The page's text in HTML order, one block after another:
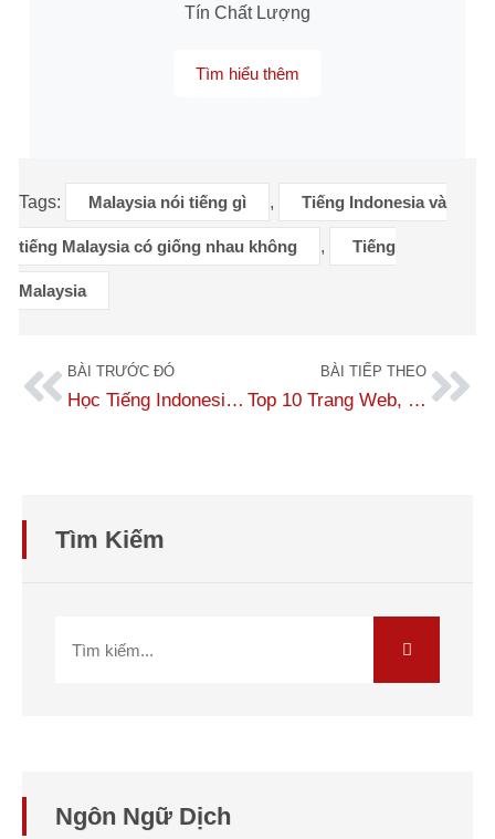
Tín Chất Lượng
Tìm hiểu thêm
Tags: Malaysia nói tiếng gì , Tiếng Indonesia và
tiếng Malaysia có giống nhau không , Tiếng
Malaysia
BÀI TRƯỚC ĐÓ
Học Tiếng Indonesia Có Khó Không? Học Tiếng Indonesia Cơ Bản
BÀI TIẾP THEO
Top 10 Trang Web, Phần Mềm Dịch Tiếng Indonesia Sang Tiếng Việt Chuẩn Xác
Tìm Kiếm
Ngôn Ngữ Dịch